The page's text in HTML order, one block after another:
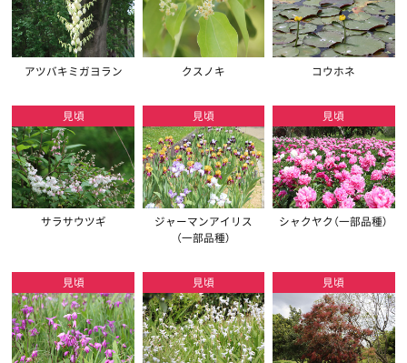
アツバキミガヨラン クスノキ コウホネ
見頃
サラサウツギ
見頃
ジャーマンアイリス
（一部品種）
見頃
シャクヤク（一部品種）
見頃 見頃 見頃